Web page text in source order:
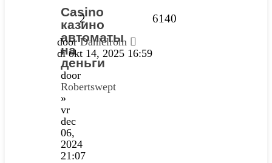
Casino
казино
автоматы
на
деньги
door
Robertswept
»
vr
dec
06,
2024
21:07
2 6140
doorDanielrom
di okt 14, 2025 16:59